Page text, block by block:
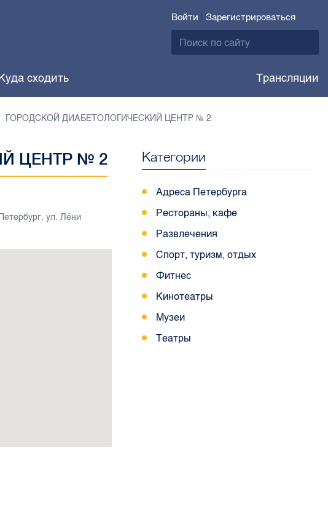
Войти | Зарегистрироваться
сходить Трансляции
ГОРОДСКОЙ ДИАБЕТОЛОГИЧЕСКИЙ ЦЕНТР № 2
ЦЕНТР № 2
ул. Лёни
Категории
Адреса Петербурга
Рестораны, кафе
Развлечения
Спорт, туризм, отдых
Фитнес
Кинотеатры
Музеи
Театры